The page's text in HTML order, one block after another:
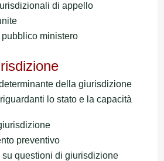
di appello
ministero
della giurisdizione
lo stato e la capacità
preventivo
questioni di giurisdizione